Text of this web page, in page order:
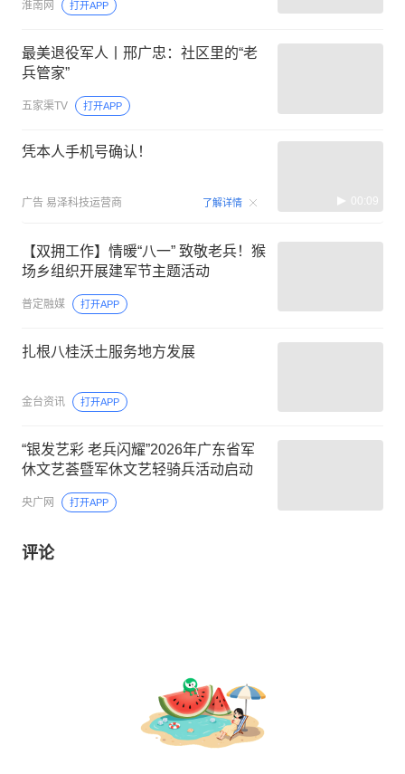
淮南网 打开APP
最美退役军人丨邢广忠：社区里的“老
兵管家”
五家渠TV 打开APP
凭本人手机号确认！
广告 易泽科技运营商 了解详情 00:09
【双拥工作】情暖“八一” 致敬老兵！猴
场乡组织开展建军节主题活动
普定融媒 打开APP
扎根八桂沃土服务地方发展
金台资讯 打开APP
“银发艺彩 老兵闪耀”2026年广东省军
休文艺荟暨军休文艺轻骑兵活动启动
央广网 打开APP
评论